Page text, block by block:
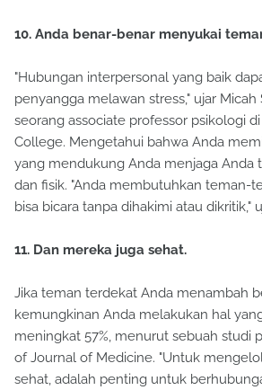
10. Anda benar-benar menyukai
"Hubungan interpersonal yang baik
penyangga melawan stress," ujar Micah
seorang associate professor psikologi
College. Mengetahui bahwa Anda
yang mendukung Anda menjaga Anda
dan fisik. "Anda membutuhkan teman-
bisa bicara tanpa dihakimi atau dikritik,"
11. Dan mereka juga sehat.
Jika teman terdekat Anda menambah
kemungkinan Anda melakukan hal
meningkat 57%, menurut sebuah studi
of Journal of Medicine. "Untuk
sehat, adalah penting untuk